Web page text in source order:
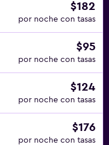
$182
por noche con tasas
$95
por noche con tasas
$124
por noche con tasas
$176
por noche con tasas